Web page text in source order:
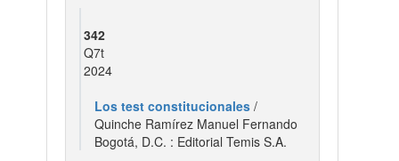
342
Q7t
2024
Los test constitucionales /
Quinche Ramírez Manuel Fernando
Bogotá, D.C. : Editorial Temis S.A.